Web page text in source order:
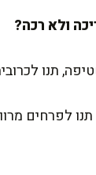
10 דק׳, ואז נגבו
לפרחים